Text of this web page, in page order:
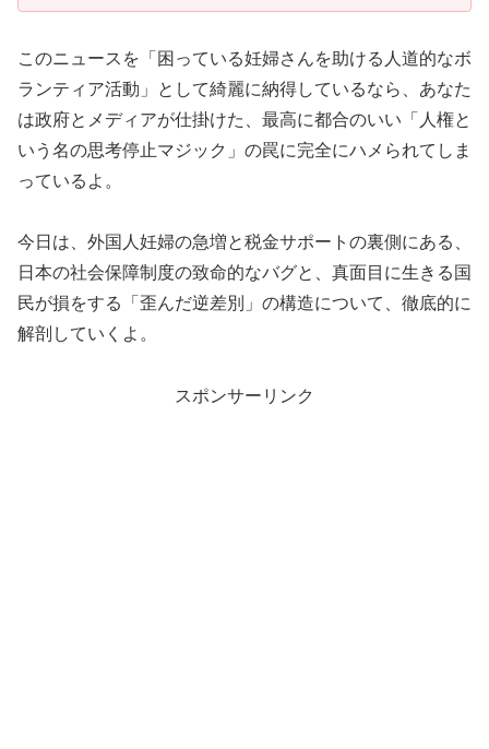
このニュースを「困っている妊婦さんを助ける人道的なボ
ランティア活動」として綺麗に納得しているなら、あなた
は政府とメディアが仕掛けた、最高に都合のいい「人権と
いう名の思考停止マジック」の罠に完全にハメられてしま
っているよ。
今日は、外国人妊婦の急増と税金サポートの裏側にある、
日本の社会保障制度の致命的なバグと、真面目に生きる国
民が損をする「歪んだ逆差別」の構造について、徹底的に
解剖していくよ。
スポンサーリンク